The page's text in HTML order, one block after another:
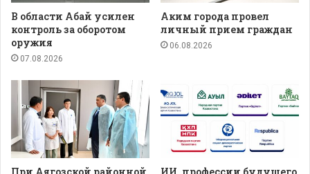
В области Абай усилен
контроль за оборотом
оружия
07.08.2026
Аким города провел
личный прием граждан
06.08.2026
При Аягозской районной ИИ, профессии будущего